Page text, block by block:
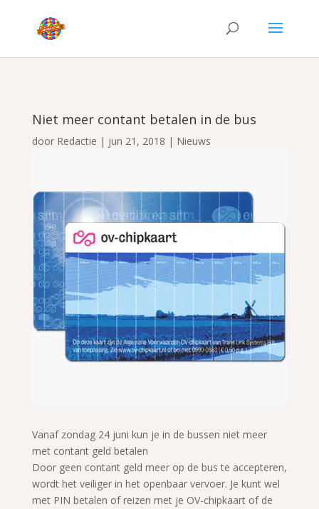
Niet meer contant betalen in de bus
door Redactie | jun 21, 2018 | Nieuws
Vanaf zondag 24 juni kun je in de bussen niet meer
met contant geld betalen
Door geen contant geld meer op de bus te accepteren,
wordt het veiliger in het openbaar vervoer. Je kunt wel
met PIN betalen of reizen met je OV-chipkaart of de